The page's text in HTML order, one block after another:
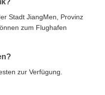
Stadt JiangMen, Provinz
zum Flughafen
zur Verfügung.